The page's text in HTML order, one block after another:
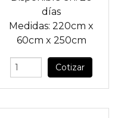
días
Medidas: 220cm x
60cm x 250cm
Cotizar